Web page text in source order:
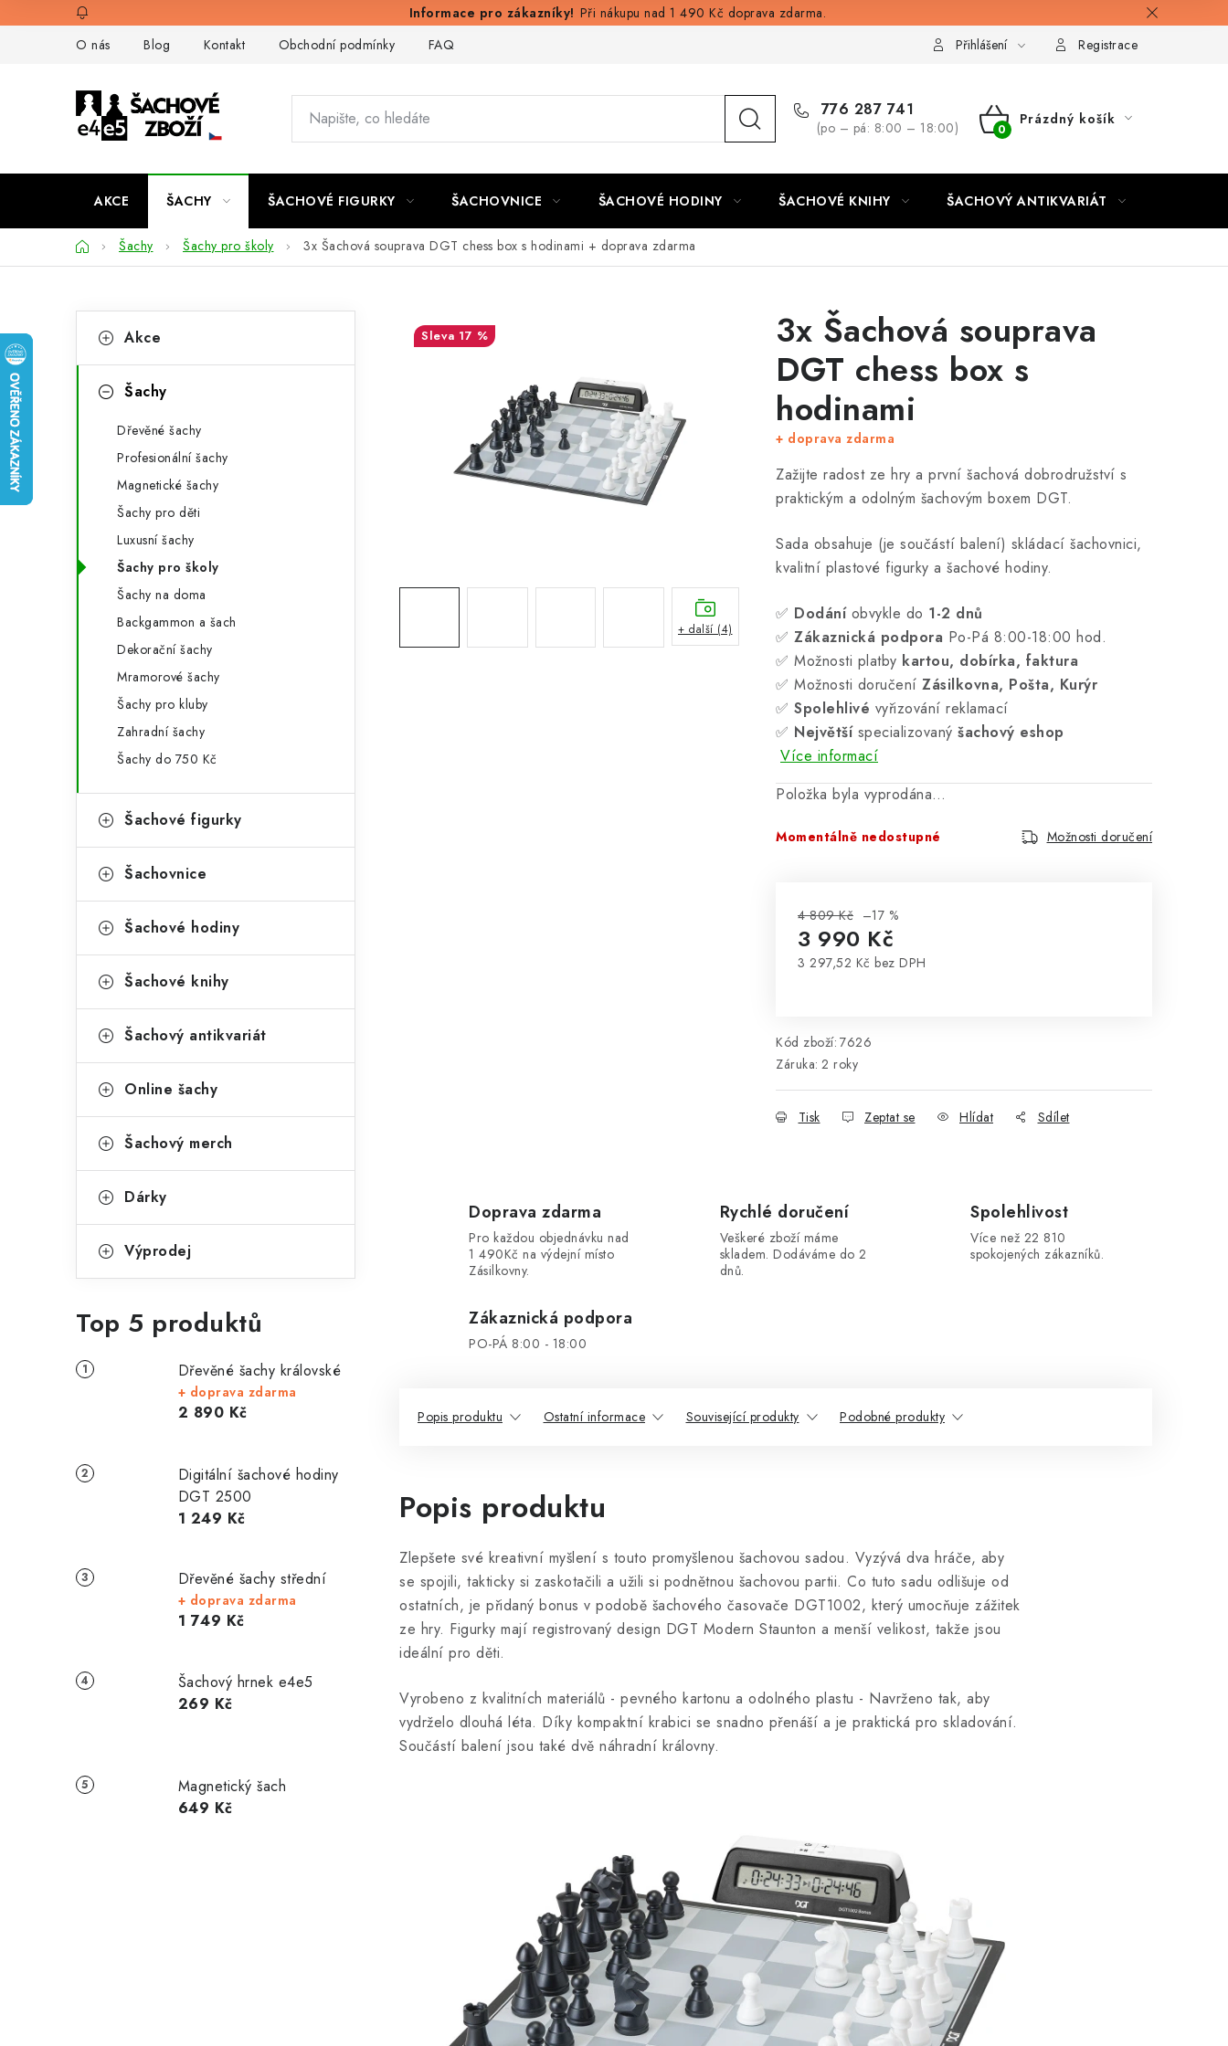
na
Při nákupu nad 1 490 Kč doprava zdarma.
O nás
Blog Kontakt Obchodní podmínky FAQ Přihlášení Registrace
776 287 741
(po – pá: 8:00 – 18:00)
NÁKUPNÍ
Prázdný košík
AKCE ŠACHY ŠACHOVÉ FIGURKY ŠACHOVNICE ŠACHOVÉ HODINY ŠACHOVÉ KNIHY ŠACHOVÝ ANTIKVARIÁT
DomůŠachy Šachy pro školy 3x Šachová souprava DGT chess box s hodinami + doprava zdarma
o
n
kategorie
a
e
Akce
Šachy
Dřevěné šachy
Profesionální šachy
Magnetické šachy
Šachy pro děti
Luxusní šachy
Šachy pro školy
Šachy na doma
Backgammon a šach
Dekorační šachy
Mramorové šachy
Šachy pro kluby
Zahradní šachy
Šachy do 750 Kč
Šachové figurky
Šachovnice
Šachové hodiny
Šachové knihy
Šachový antikvariát
Online šachy
Šachový merch
Dárky
Výprodej
Top 5 produktů
Dřevěné šachy královské
+ doprava zdarma
2 890 Kč
Digitální šachové hodiny
DGT 2500
1 249 Kč
Dřevěné šachy střední
+ doprava zdarma
1 749 Kč
Šachový hrnek e4e5
269 Kč
Magnetický šach
649 Kč
3x Šachová souprava
DGT chess box s
hodinami
+ doprava zdarma
Zažijte radost ze hry a první šachová dobrodružství s
praktickým a odolným šachovým boxem DGT.
Sada obsahuje (je součástí balení) skládací šachovnici,
kvalitní plastové figurky a šachové hodiny.
✅ Dodáníobvykle do 1-2 dnů
✅ Zákaznická podpora Po-Pá 8:00-18:00 hod.
✅ Možnosti platby kartou, dobírka, faktura
✅ Možnosti doručení Zásilkovna, Pošta, Kurýr
✅ Spolehlivé vyřizování reklamací
✅ Největšíspecializovaný šachový eshop
Více informací
Položka byla vyprodána…
Momentálně nedostupné Možnosti doručení
4 809 Kč –17 %
3 990 Kč
3 297,52 Kč bez DPH
Kód zboží: 7626
Záruka: 2 roky
Tisk Zeptat se Hlídat Sdílet
17 %
+ další (4)
Doprava zdarma
Pro každou objednávku nad
1 490Kč na výdejní místo
Zásilkovny.
Rychlé doručení
Veškeré zboží máme
skladem. Dodáváme do 2
dnů.
Spolehlivost
Více než 22 810
spokojených zákazníků.
Zákaznická podpora
PO-PÁ 8:00 - 18:00
Popis produktu Ostatní informace Související produkty Podobné produkty
Popis produktu
Zlepšete své kreativní myšlení s touto promyšlenou šachovou sadou. Vyzývá dva hráče, aby
se spojili, takticky si zaskotačili a užili si podnětnou šachovou partii. Co tuto sadu odlišuje od
ostatních, je přidaný bonus v podobě šachového časovače DGT1002, který umocňuje zážitek
ze hry. Figurky mají registrovaný design DGT Modern Staunton a menší velikost, takže jsou
ideální pro děti.
Vyrobeno z kvalitních materiálů - pevného kartonu a odolného plastu - Navrženo tak, aby
vydrželo dlouhá léta. Díky kompaktní krabici se snadno přenáší a je praktická pro skladování.
Součástí balení jsou také dvě náhradní královny.